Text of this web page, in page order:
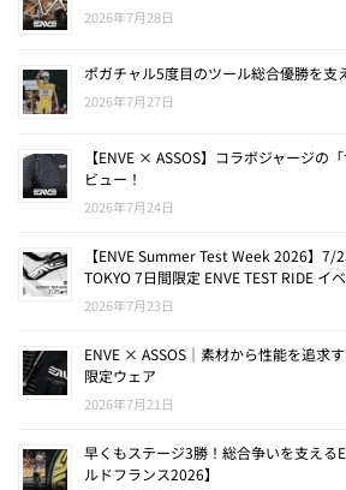
2026年7月28日
ポガチャル5度目のツール総合優勝を支
2026年7月27日
【ENVE × ASSOS】コラボジャージの
ビュー！
2026年7月24日
【ENVE Summer Test Week 2026】7/
TOKYO 7日間限定 ENVE TEST RIDE イ
2026年7月23日
ENVE × ASSOS｜素材から性能を追求
限定ウェア
2026年7月21日
早くもステージ3勝！総合争いを支える
ルドフランス2026】